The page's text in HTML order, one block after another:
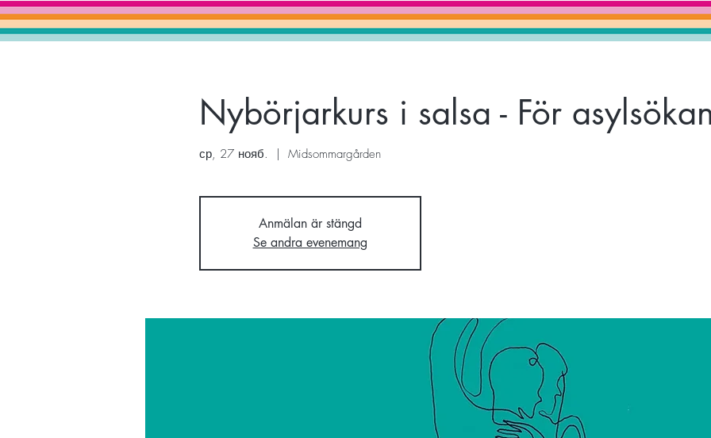
Nybörjarkurs i salsa - För
ср, 27 нояб.
  |
Midsommargården
Anmälan är stängd
Se andra evenemang